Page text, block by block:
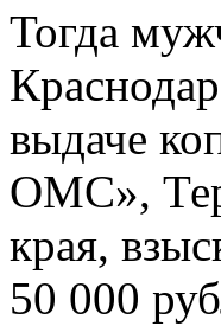
Тогда
выдаче
ОМС»,
края,
50 000